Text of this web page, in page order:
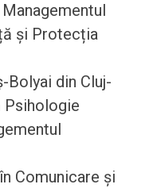
și Protecția
Bolyai din Cluj-
Psihologie
Comunicare și